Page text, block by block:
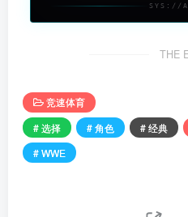
SYS://
THE
竞速体育
# 选择
# 角色 # 经典
# WWE